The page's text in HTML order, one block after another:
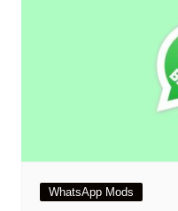
WhatsApp Mods